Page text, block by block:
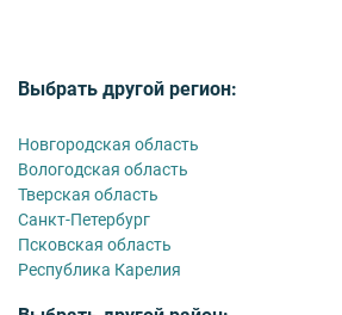
Выбрать другой регион:
Новгородская область
Вологодская область
Тверская область
Санкт-Петербург
Псковская область
Республика Карелия